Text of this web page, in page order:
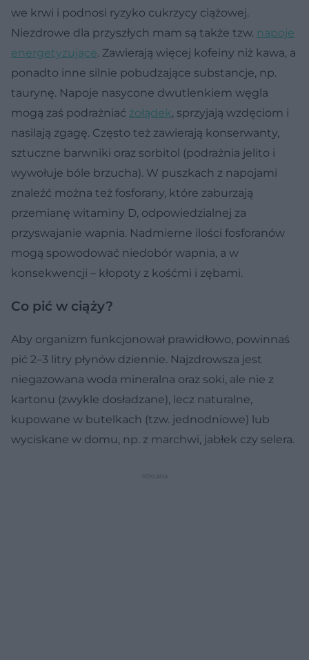
we krwi i podnosi ryzyko cukrzycy ciążowej.
Niezdrowe dla przyszłych mam są także tzw. napoje
energetyzujące. Zawierają więcej kofeiny niż kawa, a
ponadto inne silnie pobudzające substancje, np.
taurynę. Napoje nasycone dwutlenkiem węgla
mogą zaś podrażniać żołądek, sprzyjają wzdęciom i
nasilają zgagę. Często też zawierają konserwanty,
sztuczne barwniki oraz sorbitol (podrażnia jelito i
wywołuje bóle brzucha). W puszkach z napojami
znaleźć można też fosforany, które zaburzają
przemianę witaminy D, odpowiedzialnej za
przyswajanie wapnia. Nadmierne ilości fosforanów
mogą spowodować niedobór wapnia, a w
konsekwencji – kłopoty z kośćmi i zębami.
Co pić w ciąży?
Aby organizm funkcjonował prawidłowo, powinnaś
pić 2–3 litry płynów dziennie. Najzdrowsza jest
niegazowana woda mineralna oraz soki, ale nie z
kartonu (zwykle dosładzane), lecz naturalne,
kupowane w butelkach (tzw. jednodniowe) lub
wyciskane w domu, np. z marchwi, jabłek czy selera.